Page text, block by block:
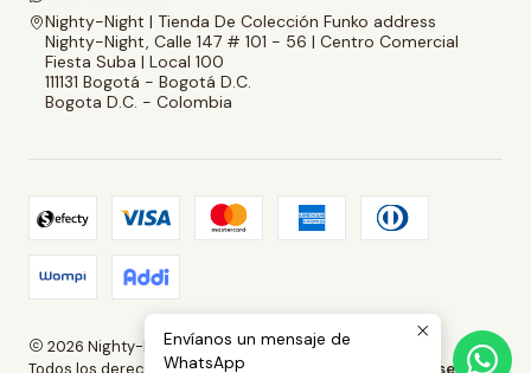
Nighty-Night | Tienda De Colección Funko address
Nighty-Night, Calle 147 # 101 - 56 | Centro Comercial
Fiesta Suba | Local 100
111131 Bogotá - Bogotá D.C.
Bogota D.C. - Colombia
2026 Nighty-Night | Tienda De Colección Funko.
Envíanos un mensaje de
WhatsApp